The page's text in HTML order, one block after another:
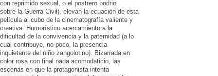
con reprimido sexual, o el postrero bodrio
sobre la Guerra Civil), elevan la ecuación de esta
película al cubo de la cinematografía valiente y
creativa. Humorístico acercamiento a la
dificultad de la convivencia y la paternidad (a lo
cual contribuye, no poco, la presencia
inquietante del niño zangolotino). Bizarrada en
color rosa con final nada acomodaticio, las
escenas en que la protagonista intenta